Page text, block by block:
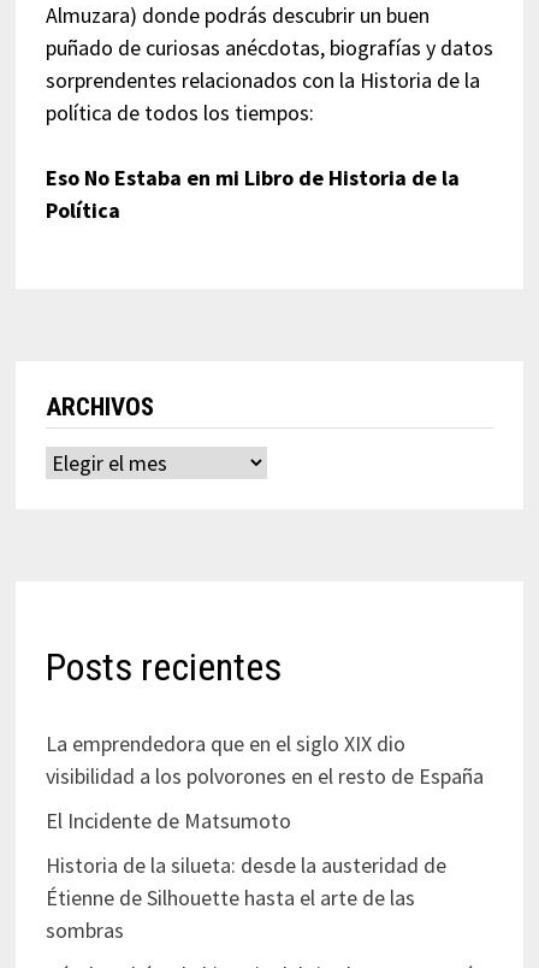
Almuzara) donde podrás descubrir un buen
puñado de curiosas anécdotas, biografías y datos
sorprendentes relacionados con la Historia de la
política de todos los tiempos:
Eso No Estaba en mi Libro de Historia de la
Política
ARCHIVOS
Archivos
Posts recientes
La emprendedora que en el siglo XIX dio
visibilidad a los polvorones en el resto de España
El Incidente de Matsumoto
Historia de la silueta: desde la austeridad de
Étienne de Silhouette hasta el arte de las
sombras